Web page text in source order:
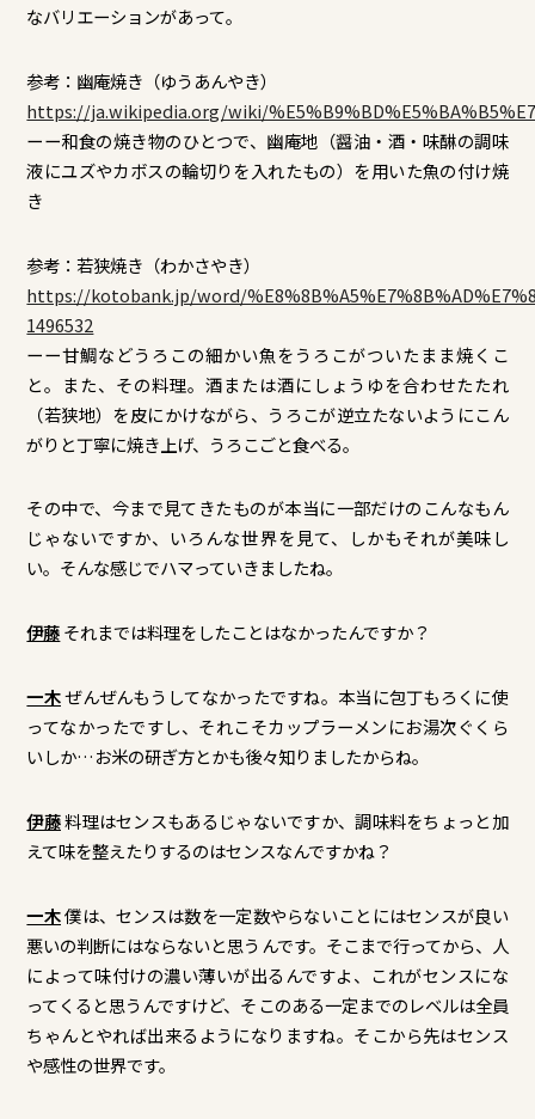
なバリエーションがあって。
参考：幽庵焼き（ゆうあんやき）
https://ja.wikipedia.org/wiki/
ーー和食の焼き物のひとつで、幽庵地（醤油・酒・味醂の調味
液にユズやカボスの輪切りを入れたもの）を用いた魚の付け焼
き
参考：若狭焼き（わかさやき）
https://kotobank.jp/word/
1496532
ーー甘鯛などうろこの細かい魚をうろこがついたまま焼くこ
と。また、その料理。酒または酒にしょうゆを合わせたたれ
（若狭地）を皮にかけながら、うろこが逆立たないようにこん
がりと丁寧に焼き上げ、うろこごと食べる。
その中で、今まで見てきたものが本当に一部だけのこんなもん
じゃないですか、いろんな世界を見て、しかもそれが美味し
い。そんな感じでハマっていきましたね。
伊藤それまでは料理をしたことはなかったんですか？
一木ぜんぜんもうしてなかったですね。本当に包丁もろくに使
ってなかったですし、それこそカップラーメンにお湯次ぐくら
いしか…お米の研ぎ方とかも後々知りましたからね。
伊藤料理はセンスもあるじゃないですか、調味料をちょっと加
えて味を整えたりするのはセンスなんですかね？
一木僕は、センスは数を一定数やらないことにはセンスが良い
悪いの判断にはならないと思うんです。そこまで行ってから、人
によって味付けの濃い薄いが出るんですよ、これがセンスにな
ってくると思うんですけど、そこのある一定までのレベルは全員
ちゃんとやれば出来るようになりますね。そこから先はセンス
や感性の世界です。